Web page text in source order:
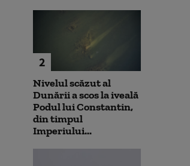
2
Nivelul scăzut al
Dunării a scos la iveală
Podul lui Constantin,
din timpul
Imperiului...